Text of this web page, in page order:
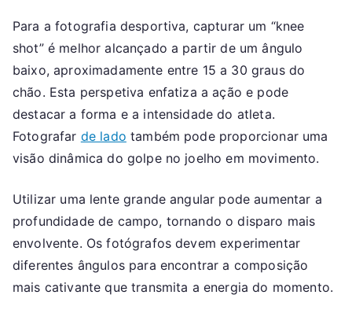
Para a fotografia desportiva, capturar um “knee
shot” é melhor alcançado a partir de um ângulo
baixo, aproximadamente entre 15 a 30 graus do
chão. Esta perspetiva enfatiza a ação e pode
destacar a forma e a intensidade do atleta.
Fotografar de lado também pode proporcionar uma
visão dinâmica do golpe no joelho em movimento.
Utilizar uma lente grande angular pode aumentar a
profundidade de campo, tornando o disparo mais
envolvente. Os fotógrafos devem experimentar
diferentes ângulos para encontrar a composição
mais cativante que transmita a energia do momento.